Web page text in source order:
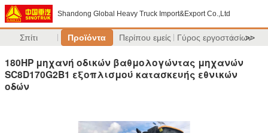
Shandong Global Heavy Truck Import&Export Co.,Ltd
Σπίτι Προϊόντα Περίπου εμείς Γύρος εργοστασίων
>>
180HP μηχανή οδικών βαθμολογώντας μηχανών
SC8D170G2B1 εξοπλισμού κατασκευής εθνικών
οδών